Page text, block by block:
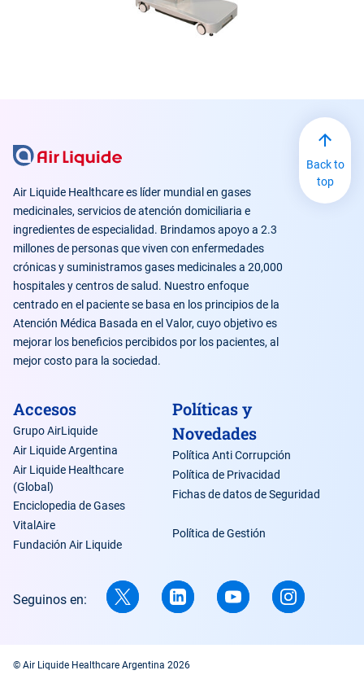
Air Liquide Healthcare es líder mundial en gases
medicinales, servicios de atención domiciliaria e
ingredientes de especialidad. Brindamos apoyo a 2.3
millones de personas que viven con enfermedades
crónicas y suministramos gases medicinales a 20,000
hospitales y centros de salud. Nuestro enfoque
centrado en el paciente se basa en los principios de la
Atención Médica Basada en el Valor, cuyo objetivo es
mejorar los beneficios percibidos por los pacientes, al
mejor costo para la sociedad.
Accesos
Grupo AirLiquide
Air Liquide Argentina
Air Liquide Healthcare
(Global)
Enciclopedia de Gases
VitalAire
Fundación Air Liquide
Políticas y
Novedades
Política Anti Corrupción
Política de Privacidad
Fichas de datos de Seguridad
Política de Gestión
Seguinos en:
Back to
top
© Air Liquide Healthcare Argentina 2026